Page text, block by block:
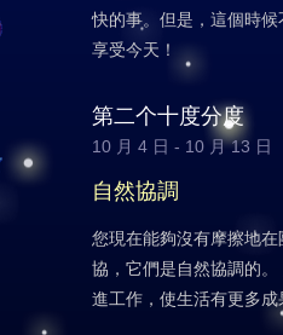
快的事。但是，這個時
享受今天！
第二个十度分度
10 月 4 日 - 10 月 13 日
自然協調
您現在能夠沒有摩擦地
協，它們是自然協調的
進工作，使生活有更多成